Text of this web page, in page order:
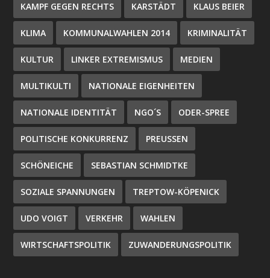
KAMPF GEGEN RECHTS KARSTÄDT KLAUS BEIER
KLIMA KOMMUNALWAHLEN 2014 KRIMINALITÄT
KULTUR LINKER EXTREMISMUS MEDIEN
MULTIKULTI NATIONALE EIGENHEITEN
NATIONALE IDENTITÄT NGO´S ODER-SPREE
POLITISCHE KONKURRENZ PREUSSEN
SCHÖNEICHE SEBASTIAN SCHMIDTKE
SOZIALE SPANNUNGEN TREPTOW-KÖPENICK
UDO VOIGT VERKEHR WAHLEN
WIRTSCHAFTSPOLITIK ZUWANDERUNGSPOLITIK